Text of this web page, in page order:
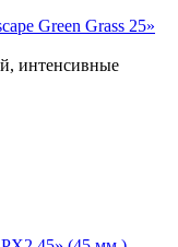
Green Grass 25»
интенсивные